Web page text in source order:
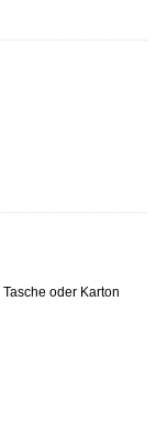
oder Karton